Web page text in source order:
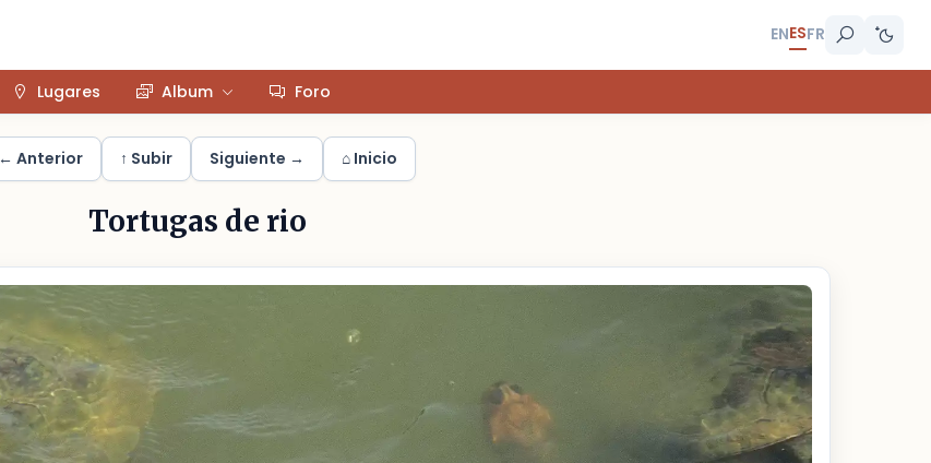
ENESFR
Lugares Album Foro
← Anterior ↑ Subir Siguiente → ⌂ Inicio
Tortugas de rio